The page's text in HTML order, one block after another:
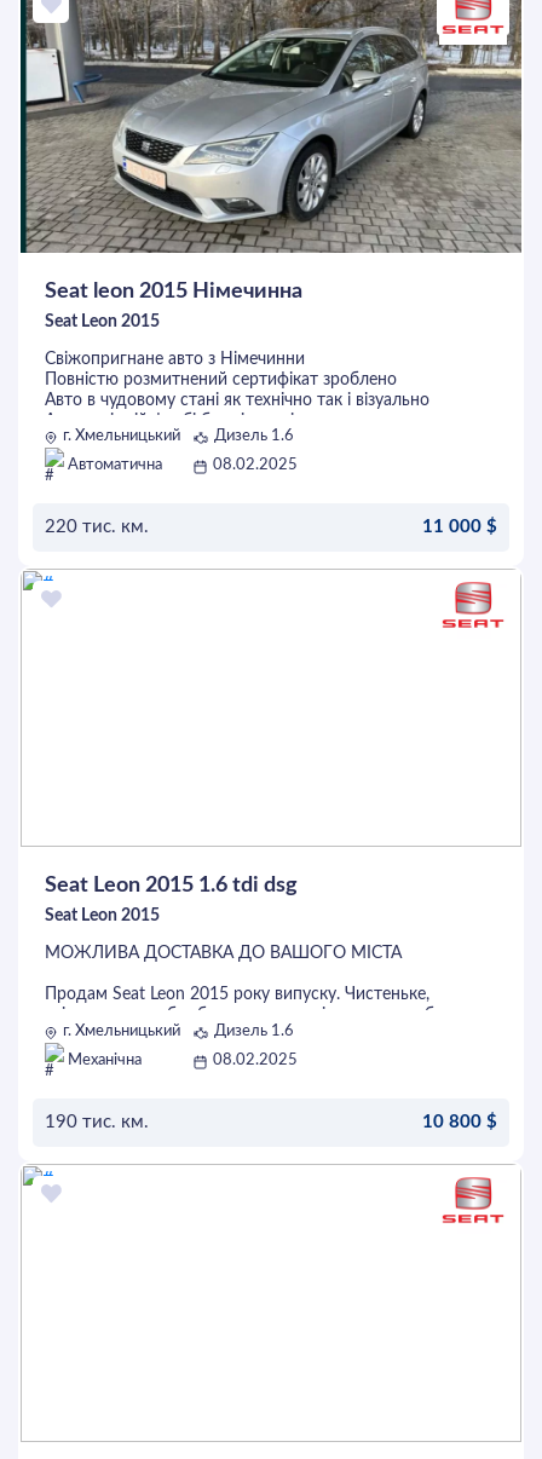
Seat leon 2015 Німечинна
Seat Leon 2015
Свіжопригнане авто з Німечинни
Повністю розмитнений сертифікат зроблено
Авто в чудовому стані як технічно так і візуально
Рідний пробіг 100%
Авто на класній комплектації
VAG краща версія Гольфа
Можлива доставка авто в маше місто.
г. Хмельницький
Дизель 1.6
Автоматична
08.02.2025
220 тис. км. 11 000 $
ОСТАВИТЬ ЗАЯВКУ
Seat Leon 2015 1.6 tdi dsg
Seat Leon 2015
МОЖЛИВА ДОСТАВКА ДО ВАШОГО МІСТА
Продам Seat Leon 2015 року випуску. Чистеньке,
свіженьке авто без будь яких запотівань , та проблем з
мотором коробкою ходовою. Салон сучасний та
збережений.
По комлектації:
Утримання полос
Круіз контроль
Клімат контроль 2-х зоний
г. Хмельницький
Дизель 1.6
Механічна
08.02.2025
190 тис. км. 10 800 $
ОСТАВИТЬ ЗАЯВКУ